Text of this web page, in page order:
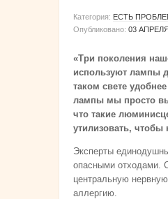
Категория: ЕСТЬ
Опубликовано: 03
«Три поколения
используют лампы
таком свете
лампы мы просто
что такие
утилизовать, чтобы
Эксперты
опасными отходами.
центральную
аллергию.